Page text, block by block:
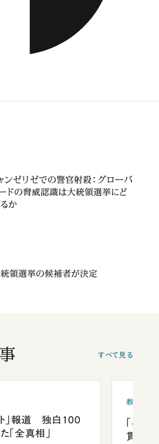
ンゼリゼでの警官射殺：グローバ
ドの脅威認識は大統領選挙にど
か
領選挙の候補者が決定
すべて見る
ト」報道 独白100
全真相」
教育
「早
貫校へ